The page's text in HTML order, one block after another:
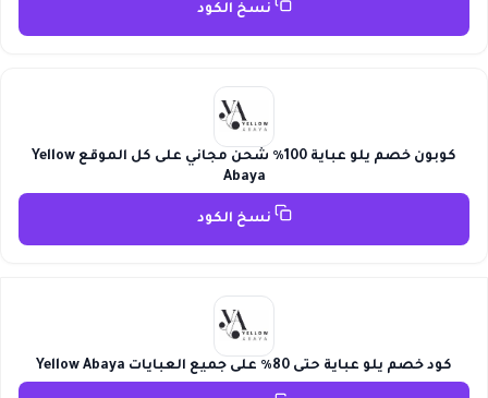
نسخ الكود
كوبون خصم يلو عباية 100٪ شحن مجاني على كل الموقع Yellow
Abaya
نسخ الكود
كود خصم يلو عباية حتى 80٪ على جميع العبايات Yellow Abaya